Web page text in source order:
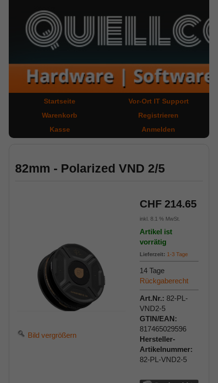
Startseite
Vor-Ort IT Support
Warenkorb
Registrieren
Kasse
Anmelden
82mm - Polarized VND 2/5
Bild vergrößern
CHF 214.65
inkl. 8.1 % MwSt.
Artikel ist
vorrätig
Lieferzeit: 1-3 Tage
14 Tage
Rückgaberecht
Art.Nr.: 82-PL-
VND2-5
GTIN/EAN:
817465029596
Hersteller-
Artikelnummer:
82-PL-VND2-5